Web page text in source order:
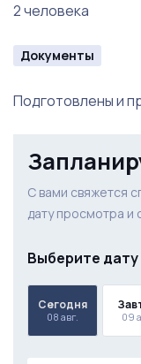
2 человека
Документы
Подготовлены и
С вами свяжется
дату просмотра и
Выберите дату
Сегодня
08 авг. 09